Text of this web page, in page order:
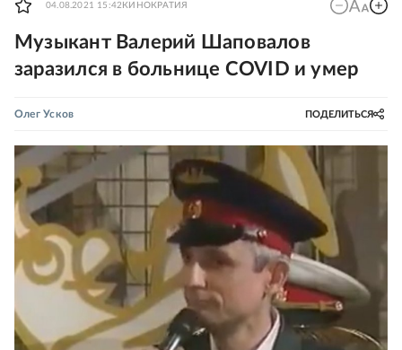
04.08.2021 15:42 КИНОКРАТИЯ
Музыкант Валерий Шаповалов
заразился в больнице COVID и умер
Олег Усков ПОДЕЛИТЬСЯ